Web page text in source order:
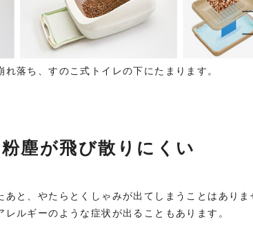
落ち、すのこ式トイレの下にたまります。
粉塵が飛び散りにくい
あと、やたらとくしゃみが出てしまうことはあり
ルギーのような症状が出ることもあります。